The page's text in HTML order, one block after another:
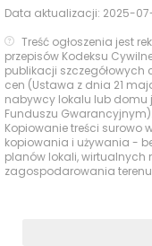
Data aktualizacji: 2025-
Treść ogłoszenia jest
przepisów Kodeksu
publikacji szczegółowych
cen (Ustawa z dnia 21
nabywcy lokalu lub domu
Funduszu Gwarancyjnym).
Kopiowanie treści surowo
kopiowania i używania -
planów lokali, wirtualnych
zagospodarowania